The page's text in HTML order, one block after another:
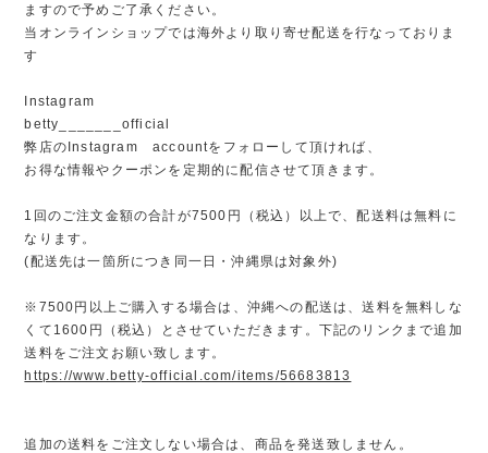
ますので予めご了承ください。
当オンラインショップでは海外より取り寄せ配送を行なっておりま
す
Instagram
betty_______official
弊店のInstagram accountをフォローして頂ければ、
お得な情報やクーポンを定期的に配信させて頂きます。
1回のご注文金額の合計が7500円（税込）以上で、配送料は無料に
なります。
(配送先は一箇所につき同一日・沖縄県は対象外)
※7500円以上ご購入する場合は、沖縄への配送は、送料を無料しな
くて1600円（税込）とさせていただきます。下記のリンクまで追加
送料をご注文お願い致します。
https://www.betty-official.com/items/56683813
追加の送料をご注文しない場合は、商品を発送致しません。